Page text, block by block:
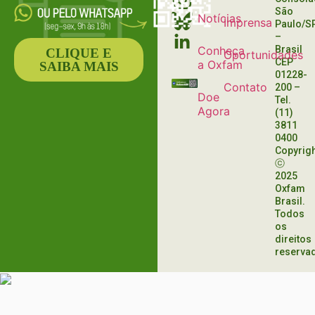
Notícias
Conheça
a Oxfam
Doe
Agora
Imprensa
Oportunidades
Contato
São
Paulo/
–
Brasil
CEP
01228-
200 –
Tel.
(11)
3811
0400
ⓒ
2025
Oxfam
Brasil.
Todos
os
direitos
CLIQUE E
SAIBA MAIS